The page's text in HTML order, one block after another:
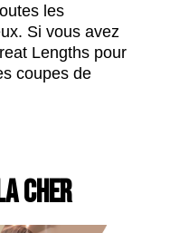
les
Si vous avez
Lengths pour
coupes de
CHER